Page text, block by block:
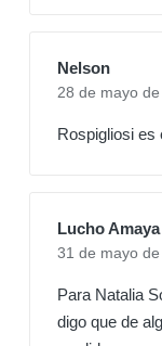
Nelson
28 de mayo de
Rospigliosi es
Lucho Amaya
31 de mayo de
Para Natalia
digo que de